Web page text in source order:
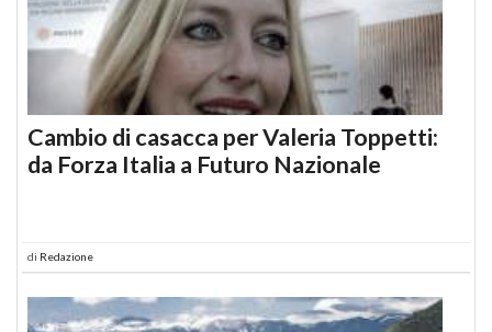
Cambio di casacca per Valeria Toppetti:
da Forza Italia a Futuro Nazionale
di Redazione